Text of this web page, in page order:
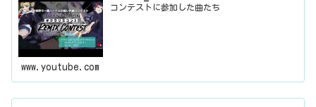
コンテストに参加した曲たち
www.youtube.com